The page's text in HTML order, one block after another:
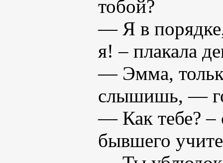
тобой?
— Я в
я! – плакала
— Эмма,
слышишь, —
— Как тебе? –
бывшего